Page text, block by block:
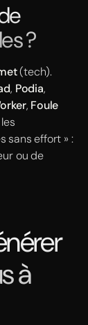
?
(tech).
, Podia,
, Foule
sans effort » :
ou de
à